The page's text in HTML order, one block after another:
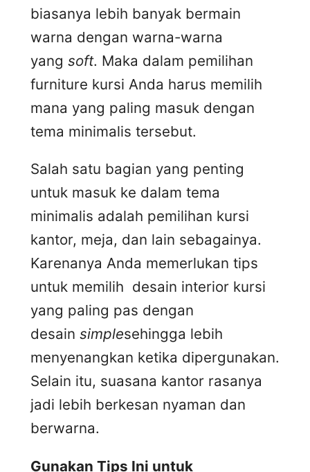
biasanya lebih banyak bermain
warna dengan warna-warna
yang soft. Maka dalam pemilihan
furniture kursi Anda harus memilih
mana yang paling masuk dengan
tema minimalis tersebut.
Salah satu bagian yang penting
untuk masuk ke dalam tema
minimalis adalah pemilihan kursi
kantor, meja, dan lain sebagainya.
Karenanya Anda memerlukan tips
untuk memilih desain interior kursi
yang paling pas dengan
desain simplesehingga lebih
menyenangkan ketika dipergunakan.
Selain itu, suasana kantor rasanya
jadi lebih berkesan nyaman dan
berwarna.
Gunakan Tips Ini untuk